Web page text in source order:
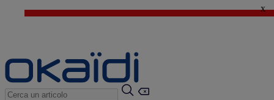
🔥SALDI : Ancora più prodotti fino al -60%*>
x